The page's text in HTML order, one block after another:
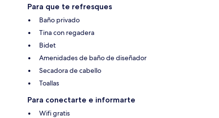
Para que te refresques
Baño privado
Tina con regadera
Bidet
Amenidades de baño de diseñador
Secadora de cabello
Toallas
Para conectarte e informarte
Wifi gratis